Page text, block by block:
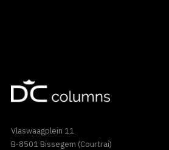
Vlaswaagplein 11
B-8501 Bissegem (Courtrai)